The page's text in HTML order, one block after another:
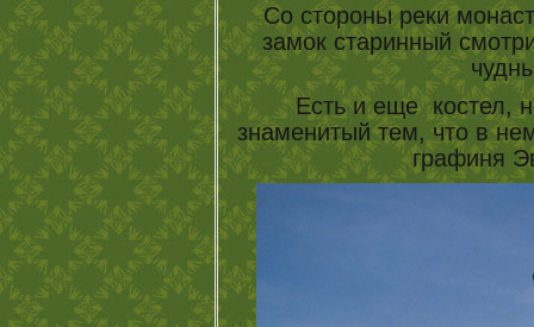
Со стороны реки
замок старинный
Есть и еще костел,
знаменитый тем, что в
графиня